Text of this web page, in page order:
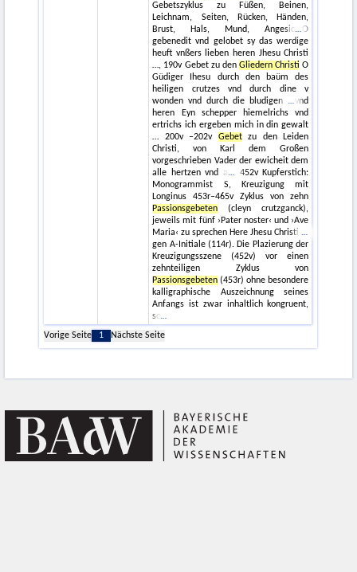
Gebetszyklus zu Füßen, Beinen,
Leichnam, Seiten, Rücken, Händen,
Brust, Hals, Mund, Angesic
O
gebenedit vnd gelobet sy das werdige
heuft vnßers lieben heren Jhesu Christi
…, 190v Gebet zu den Gliedern Christi O
Güdiger Ihesu durch den baüm des
heiligen crutzes vnd durch dine v
wonden vnd durch die bludigen
vnd
heren Eyn schepper hiemelrichs vnd
ertrichs ich ergeben mich in din gewalt
… 200v –202v Gebetzu den Leiden
Christi, von Karl dem Großen
vorgeschrieben Vader der ewicheit dem
alle hertzen vnd a
452v Kupferstich:
Monogrammist S, Kreuzigung mit
Longinus 453r–465v Zyklus von zehn
Passionsgebeten (cleyn crutzganck),
jeweils mit fünf ›Pater noster‹ und ›Ave
Maria‹ zu sprechen Here Jhesu Christi
gen A-Initiale (114r). Die Plazierung der
Kreuzigungsszene (452v) vor einen
zehnteiligen Zyklus von
Passionsgebeten (453r) ohne besondere
kalligraphische Auszeichnung seines
Anfangs ist zwar inhaltlich kongruent,
sc
Vorige Seite
1 Nächste Seite